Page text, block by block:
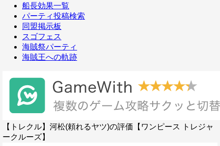
船長効果一覧
パーティ投稿検索
同盟掲示板
スゴフェス
海賊祭パーティ
海賊王への軌跡
【トレクル】河松(頼れるヤツ)の評価【ワンピース トレジャ
ークルーズ】